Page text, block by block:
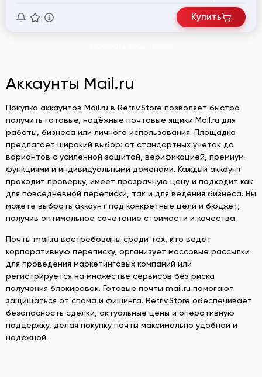
Купить
Аккаунты Mail.ru
Покупка аккаунтов Mail.ru в Retriv.Store позволяет быстро
получить готовые, надёжные почтовые ящики Mail.ru для
работы, бизнеса или личного использования. Площадка
предлагает широкий выбор: от стандартных учеток до
вариантов с усиленной защитой, верификацией, премиум-
функциями и индивидуальными доменами. Каждый аккаунт
проходит проверку, имеет прозрачную цену и подходит как
для повседневной переписки, так и для ведения бизнеса. Вы
можете выбрать аккаунт под конкретные цели и бюджет,
получив оптимальное сочетание стоимости и качества.
Почты mail.ru востребованы среди тех, кто ведёт
корпоративную переписку, организует массовые рассылки
для проведения маркетинговых компаний или
регистрируется на множестве сервисов без риска
получения блокировок. Готовые почты mail.ru помогают
защищаться от спама и фишинга. Retriv.Store обеспечивает
безопасность сделки, актуальные цены и оперативную
поддержку, делая покупку почты максимально удобной и
надёжной.